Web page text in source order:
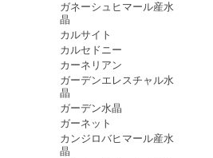
ガネーシュヒマール産水
晶
カルサイト
カルセドニー
カーネリアン
ガーデンエレスチャル水
晶
ガーデン水晶
ガーネット
カンジロバヒマール産水
晶